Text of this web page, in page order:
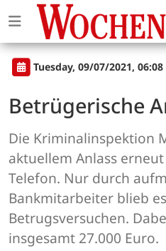
Tuesday, 09/07/2021, 06:08
Betrügerische
Die Kriminalinspektion
aktuellem Anlass
Telefon. Nur durch
Bankmitarbeiter blieb
Betrugsversuchen.
insgesamt 27.000 Euro.